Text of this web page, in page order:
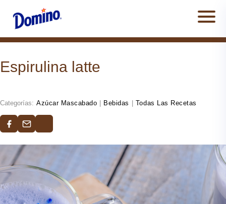
Espirulina latte
Categorías: Azúcar Mascabado Bebidas Todas Las Recetas